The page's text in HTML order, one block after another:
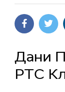
Дани
РТС